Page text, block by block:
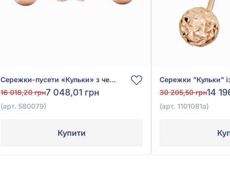
Сережки-пусети «Кульки» з червоного золота 585°, без вставки, арт. 580079
16 018,20 грн7 048,01 грн
(арт. 580079)
Купити
30 205,50 грн14
(арт. 1101081а)